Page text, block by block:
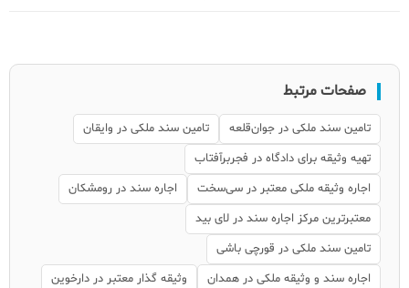
صفحات مرتبط
تامین سند ملکی در جوان‌قلعه
تامین سند ملکی در وایقان
تهیه وثیقه برای دادگاه در فجربرآفتاب
اجاره وثیقه ملکی معتبر در سی‌سخت
اجاره سند در رومشکان
معتبرترین مرکز اجاره سند در لای بید
تامین سند ملکی در قورچی باشی
اجاره سند و وثیقه ملکی در همدان
وثیقه گذار معتبر در دارخوین